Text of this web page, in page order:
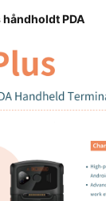
håndholdt PDA